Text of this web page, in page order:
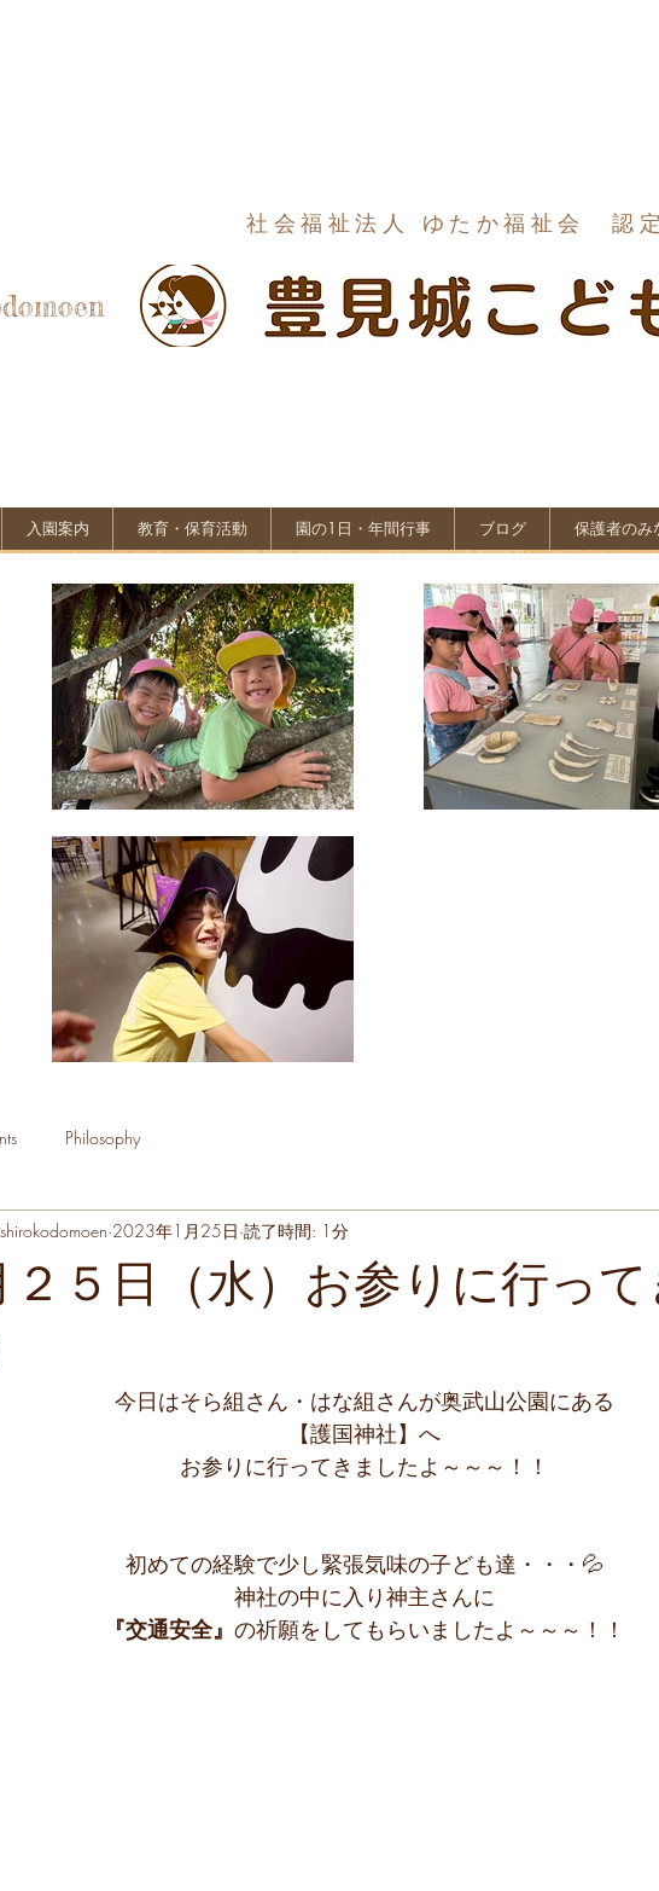
社会福祉法人 ゆたか福祉会 認
入園案内 教育・保育活動 園の1日・年間行事 ブログ 保護者のみ
Philosophy
２５日（水）お参りに行っ
2023年1月25日 読了時間: 1分
今日はそら組さん・はな組さんが奥武山公園にある
【護国神社】へ
お参りに行ってきましたよ～～～！！
初めての経験で少し緊張気味の子ども達・・・💦
神社の中に入り神主さんに
『交通安全』 の祈願をしてもらいましたよ～～～！！